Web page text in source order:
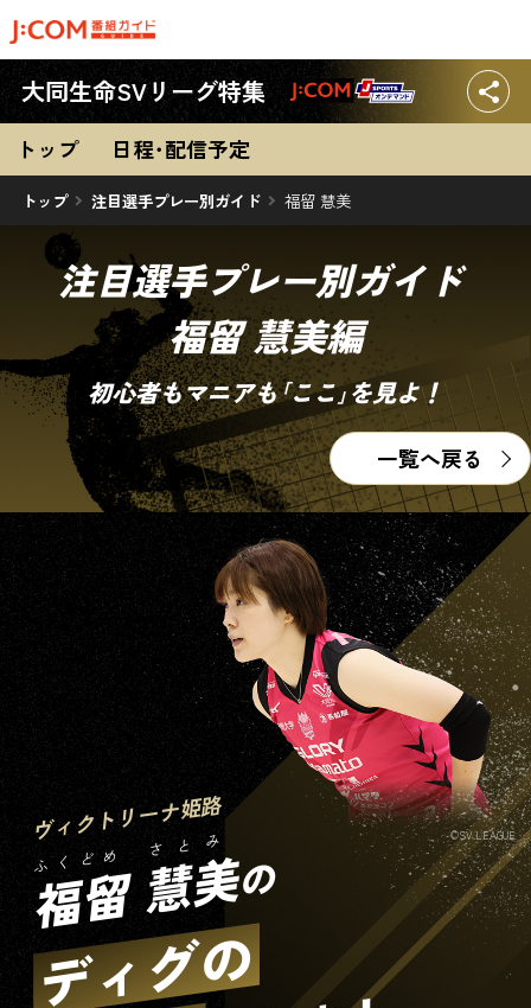
大同生命SVリーグ特集
トップ 日程･配信予定
トップ 注目選手プレー別ガイド 福留 慧美
注目選手プレー別ガイド
福留 慧美編
初心者もマニアも｢ここ｣を見よ！
一覧へ戻る
©SV.LEAGUE
ヴィクトリーナ姫路
福留
ふくどめ 慧美
さとみ
の
ディグの